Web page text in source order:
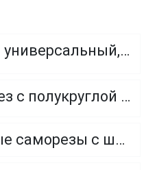
шуруп универсальный, потайная головка, PZ
Саморез с полукруглой головкой с острым концом
кровельные саморезы с шайбой и резиновой прокладкой EPDM, окрашенные по каталогу RAL (Тайвань)